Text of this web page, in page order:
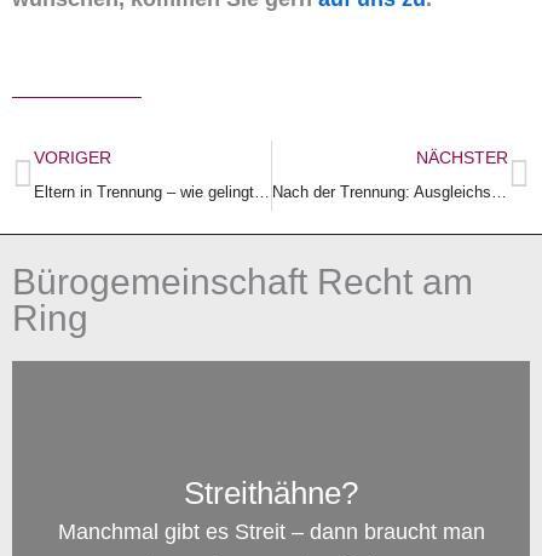
Zurück
VORIGER
Eltern in Trennung – wie gelingt es, neben dem eigenen Schmerz und der eigenen Betroffenheit, die besondere Situation der Kinder im Blick zu behalten?
NÄCHSTER
Nach der Trennung: Ausgleichsanspruch, obwohl man nicht verheiratet war?
Bürogemeinschaft Recht am
Ring
Streithähne?
Manchmal gibt es Streit – dann braucht man